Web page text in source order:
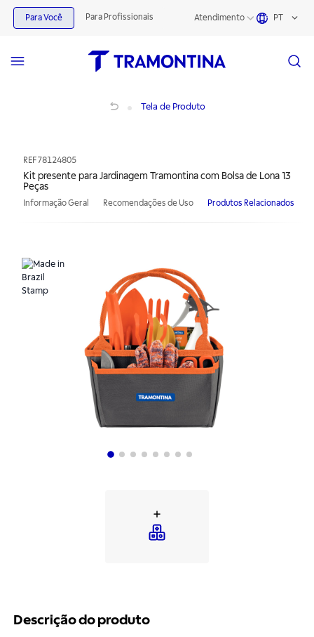
Para Você Para Profissionais Atendimento PT
Tela de Produto
REF78124805
Kit presente para Jardinagem Tramontina com Bolsa de Lona 13
Peças
Informação Geral Recomendações de Uso Produtos Relacionados
Descrição do produto